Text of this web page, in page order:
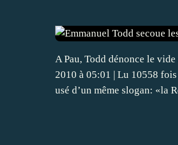
A Pau, Todd dénonce le
2010 à 05:01 | Lu 10558 fois
usé d’un même slogan: «la